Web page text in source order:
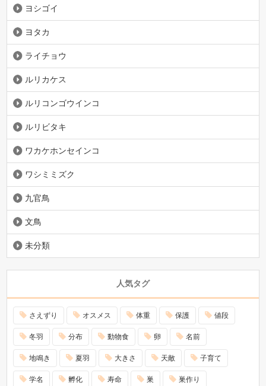
ヨシゴイ
ヨタカ
ライチョウ
ルリカケス
ルリコンゴウインコ
ルリビタキ
ワカケホンセインコ
ワシミミズク
九官鳥
文鳥
未分類
人気タグ
さえずり オスメス 体重 保護 値段
冬羽 分布 動物食 卵 名前
地鳴き 夏羽 大きさ 天敵 子育て
学名 孵化 寿命 巣 巣作り